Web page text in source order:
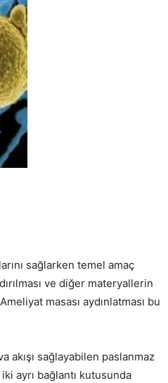
sağlarken temel amaç
ve diğer materyallerin
masası aydınlatması bu
akışı sağlayabilen paslanmaz
ayrı bağlantı kutusunda